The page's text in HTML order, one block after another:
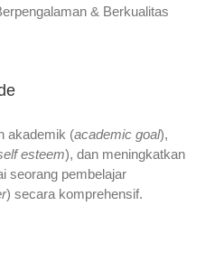
& Berkualitas
akademik (academic goal),
esteem), dan meningkatkan
seorang pembelajar
) secara komprehensif.